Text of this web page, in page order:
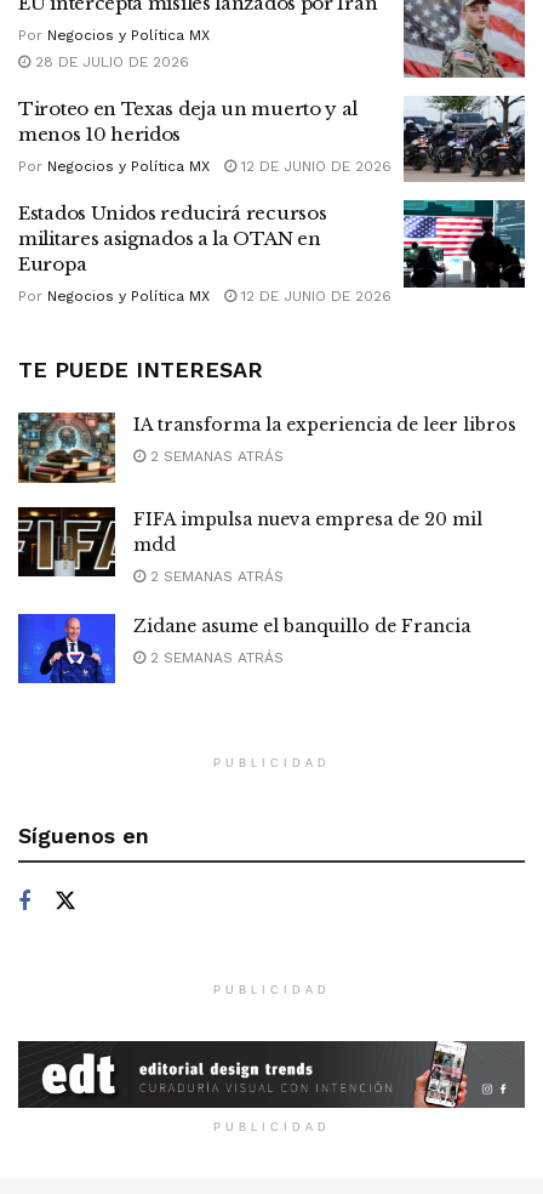
Por Negocios y Política MX
28 DE JULIO DE 2026
Tiroteo en Texas deja un muerto y al
menos 10 heridos
Por Negocios y Política MX 12 DE JUNIO DE 2026
Estados Unidos reducirá recursos
militares asignados a la OTAN en
Europa
Por Negocios y Política MX 12 DE JUNIO DE 2026
TE PUEDE INTERESAR
IA transforma la experiencia de leer libros
2 SEMANAS ATRÁS
FIFA impulsa nueva empresa de 20 mil
mdd
2 SEMANAS ATRÁS
Zidane asume el banquillo de Francia
2 SEMANAS ATRÁS
PUBLICIDAD
Síguenos en
PUBLICIDAD
PUBLICIDAD